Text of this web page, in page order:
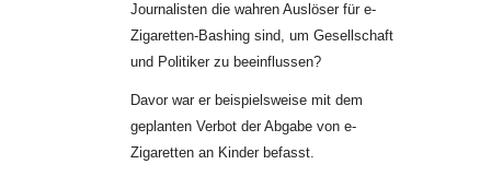
Journalisten die wahren Auslöser für e-
Zigaretten-Bashing sind, um Gesellschaft
und Politiker zu beeinflussen?
Davor war er beispielsweise mit dem
geplanten Verbot der Abgabe von e-
Zigaretten an Kinder befasst.